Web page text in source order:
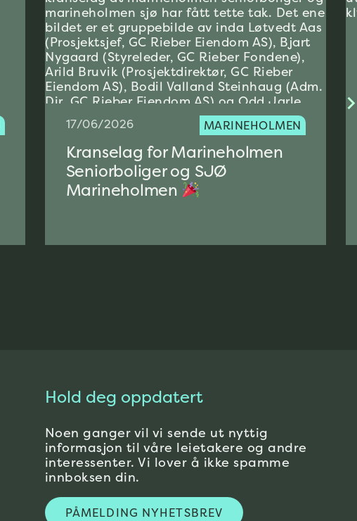
17/06/2026 MARINEHOLMEN
Kranselag for Marineholmen
Seniorboliger og SJØ
Marineholmen
Hold deg oppdatert
Noen ganger vil vi sende ut nyttig
informasjon til våre leietakere og andre
interessenter. Vi lover å ikke spamme
innboksen din.
PÅMELDING NYHETSBREV